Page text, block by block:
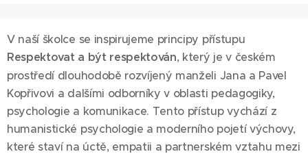
V naší školce se inspirujeme principy přístupu
Respektovat a být respektován, který je v českém
prostředí dlouhodobě rozvíjený manželi Jana a Pavel
Kopřivovi a dalšími odborníky v oblasti pedagogiky,
psychologie a komunikace. Tento přístup vychází z
humanistické psychologie a moderního pojetí výchovy,
které staví na úctě, empatii a partnerském vztahu mezi